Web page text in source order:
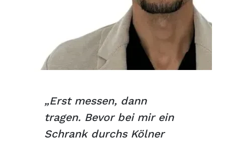
„Erst messen, dann
tragen. Bevor bei mir ein
Schrank durchs Kölner